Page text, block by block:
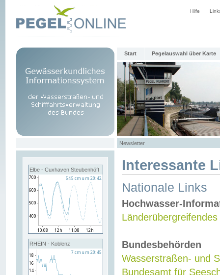
Hilfe
Start Pegelauswahl über Karte
Newsletter
Elbe - Cuxhaven Steubenhöft
RHEIN - Koblenz
Interessante
Nationale Links
Hochwasser-
Bundesbehörden
Wasserstraßen- und
Bundesamt für